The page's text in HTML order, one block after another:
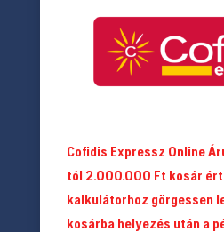
Cofidis Expressz Online
tól 2.000.000 Ft kosár
kalkulátorhoz görgessen
kosárba helyezés után a